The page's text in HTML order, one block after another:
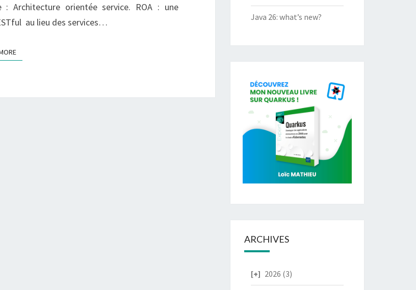
Architecture orientée service. ROA : une
au lieu des services…
READ MORE
Java 26: what’s new?
ARCHIVES
2026 (3)